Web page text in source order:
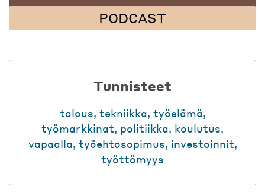
PODCAST
Tunnisteet
talous, tekniikka, työelämä,
työmarkkinat, politiikka, koulutus,
vapaalla, työehtosopimus, investoinnit,
työttömyys